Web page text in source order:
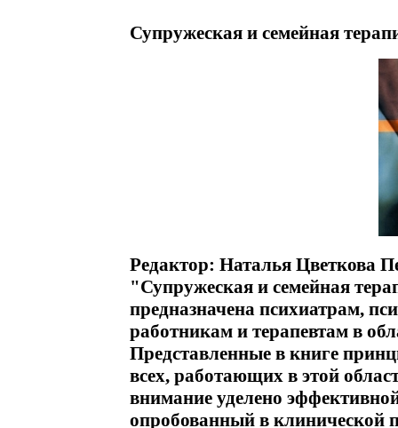
Супружеская и семейная
Редактор: Наталья Цветкова
"Супружеская и семейная
предназначена психиатрам,
работникам и терапевтам в
Представленные в книге
всех, работающих в этой
внимание уделено
опробованный в клинической